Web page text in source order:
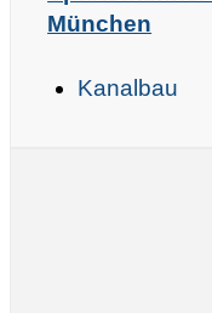
München
Kanalbau